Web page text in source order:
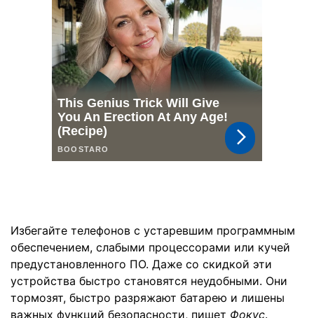
Избегайте телефонов с устаревшим программным
обеспечением, слабыми процессорами или кучей
предустановленного ПО. Даже со скидкой эти
устройства быстро становятся неудобными. Они
тормозят, быстро разряжают батарею и лишены
важных функций безопасности, пишет Фокус.